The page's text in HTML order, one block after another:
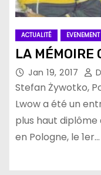
ACTUALITÉ EVENEMENT
LA MÉMOIRE
Jan 19, 2017
Stefan Żywotko,
Lwow a été un
plus haut
en Pologne, le 1er…